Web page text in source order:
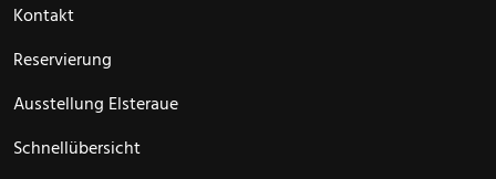
Kontakt
Reservierung
Ausstellung Elsteraue
Schnellübersicht